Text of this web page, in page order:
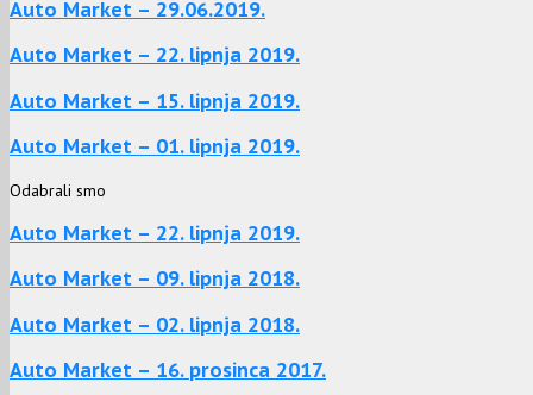
Auto Market – 29.06.2019.
Auto Market – 22. lipnja 2019.
Auto Market – 15. lipnja 2019.
Auto Market – 01. lipnja 2019.
Odabrali smo
Auto Market – 22. lipnja 2019.
Auto Market – 09. lipnja 2018.
Auto Market – 02. lipnja 2018.
Auto Market – 16. prosinca 2017.